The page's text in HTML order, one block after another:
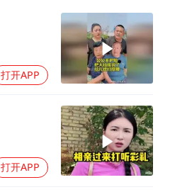
郑国霖回应去景区上班被保安拦下
编制完成新版全月地质图
全东北都在等7号
新局 实干挑大梁
打开APP
打开APP